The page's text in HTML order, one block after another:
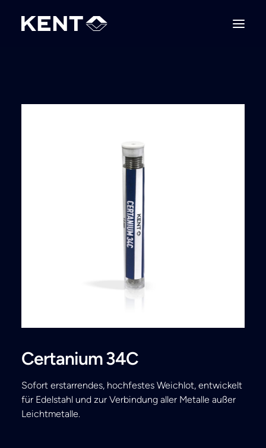
Certanium 34C
Sofort erstarrendes, hochfestes Weichlot, entwickelt
für Edelstahl und zur Verbindung aller Metalle außer
Leichtmetalle.